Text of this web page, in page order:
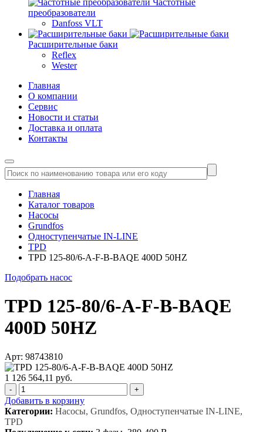
Частотные
преобразователи
Danfoss VLT
Расширительные баки
Reflex
Wester
Главная
О компании
Сервис
Новости и статьи
Доставка и оплата
Контакты
Главная
Каталог товаров
Насосы
Grundfos
Одноступенчатые IN-LINE
TPD
TPD 125-80/6-A-F-B-BAQE 400D 50HZ
Подобрать насос
TPD 125-80/6-A-F-B-BAQE
400D 50HZ
Арт: 98743810
1 126 564,11 руб.
- +
Добавить в корзину
Категории: Насосы, Grundfos, Одноступенчатые IN-LINE,
TPD